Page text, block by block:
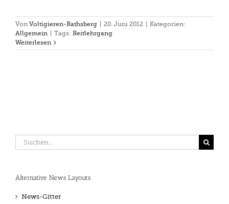
Von Voltigieren-Rathsberg | 20. Juni 2012 | Kategorien:
Allgemein | Tags: Reitlehrgang
Weiterlesen
Suche
nach:
Alternative News Layouts
News-Gitter